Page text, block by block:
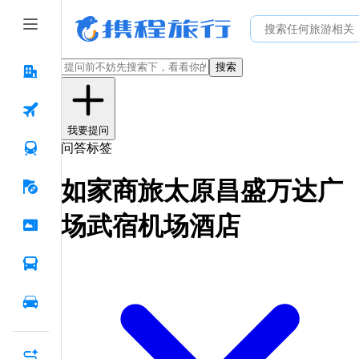
搜索
我要提问
问答标签
如家商旅太原昌盛万达广
场武宿机场酒店